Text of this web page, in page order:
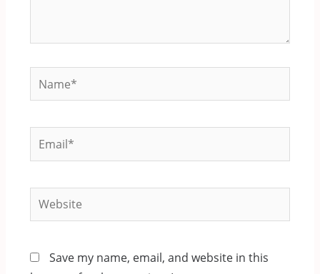
Name*
Email*
Website
Save my name, email, and website in this